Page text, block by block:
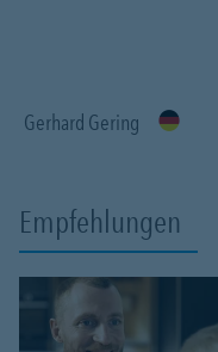
Gerhard Gering
Empfehlungen